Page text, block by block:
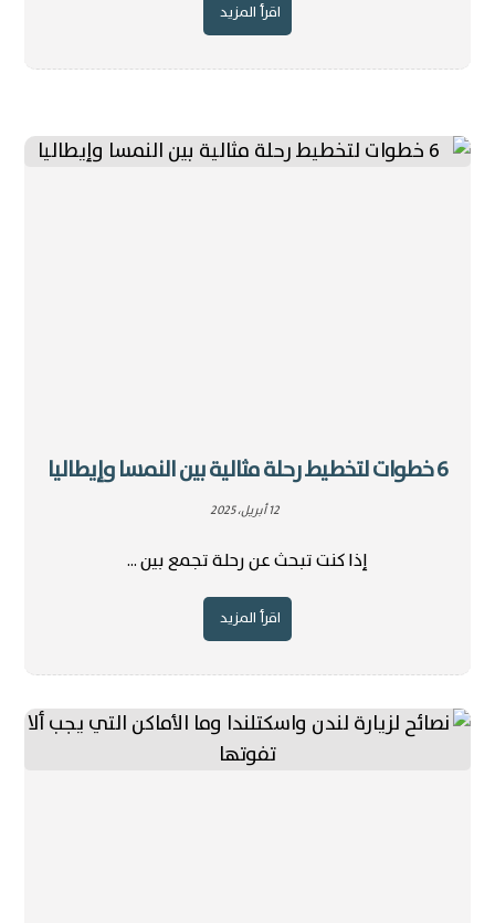
اقرأ المزيد
6 خطوات لتخطيط رحلة مثالية بين النمسا وإيطاليا
12 أبريل، 2025
إذا كنت تبحث عن رحلة تجمع بين ...
اقرأ المزيد